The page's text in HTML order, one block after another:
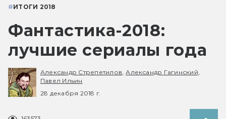
#ИТОГИ 2018
Фантастика-2018:
лучшие сериалы года
Александр Стрепетилов, Александр Гагинский,
Павел Ильин
28 декабря 2018 г.